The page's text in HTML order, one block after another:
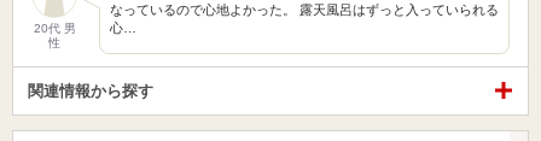
20代 男
性
なっているので心地よかった。 露天風呂はずっと入っていられる
心…
関連情報から探す